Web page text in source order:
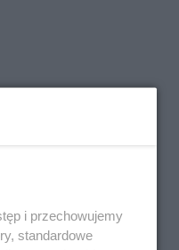
i przechowujemy
standardowe